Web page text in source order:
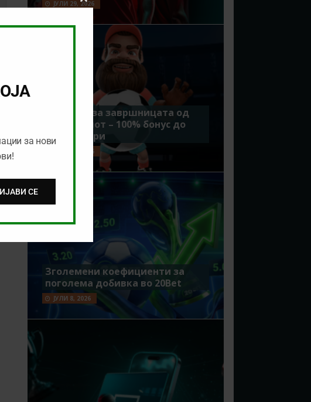
ЈУЛИ 29, 2026
Идеално за завршницата од
Мундијалот – 100% бонус до
7500 денари
ЈУЛИ 15, 2026
Зголемени коефициенти за
поголема добивка во 20Bet
ЈУЛИ 8, 2026
Close
module
за нови
СЕ